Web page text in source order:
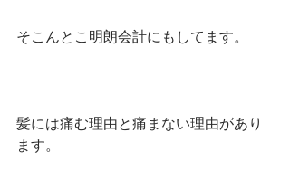
そこんとこ明朗会計にもしてます。
髪には痛む理由と痛まない理由があり
ます。